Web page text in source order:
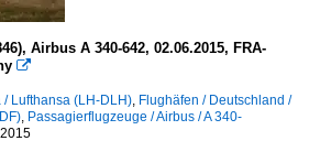
Airbus A 340-642, 02.06.2015, FRA-

/ Lufthansa (LH-DLH), Flughäfen / Deutschland /
, Passagierflugzeuge / Airbus / A 340-